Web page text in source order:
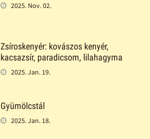
2025. Nov. 02.
Zsíroskenyér: kovászos kenyér,
kacsazsír, paradicsom, lilahagyma
2025. Jan. 19.
Gyümölcstál
2025. Jan. 18.